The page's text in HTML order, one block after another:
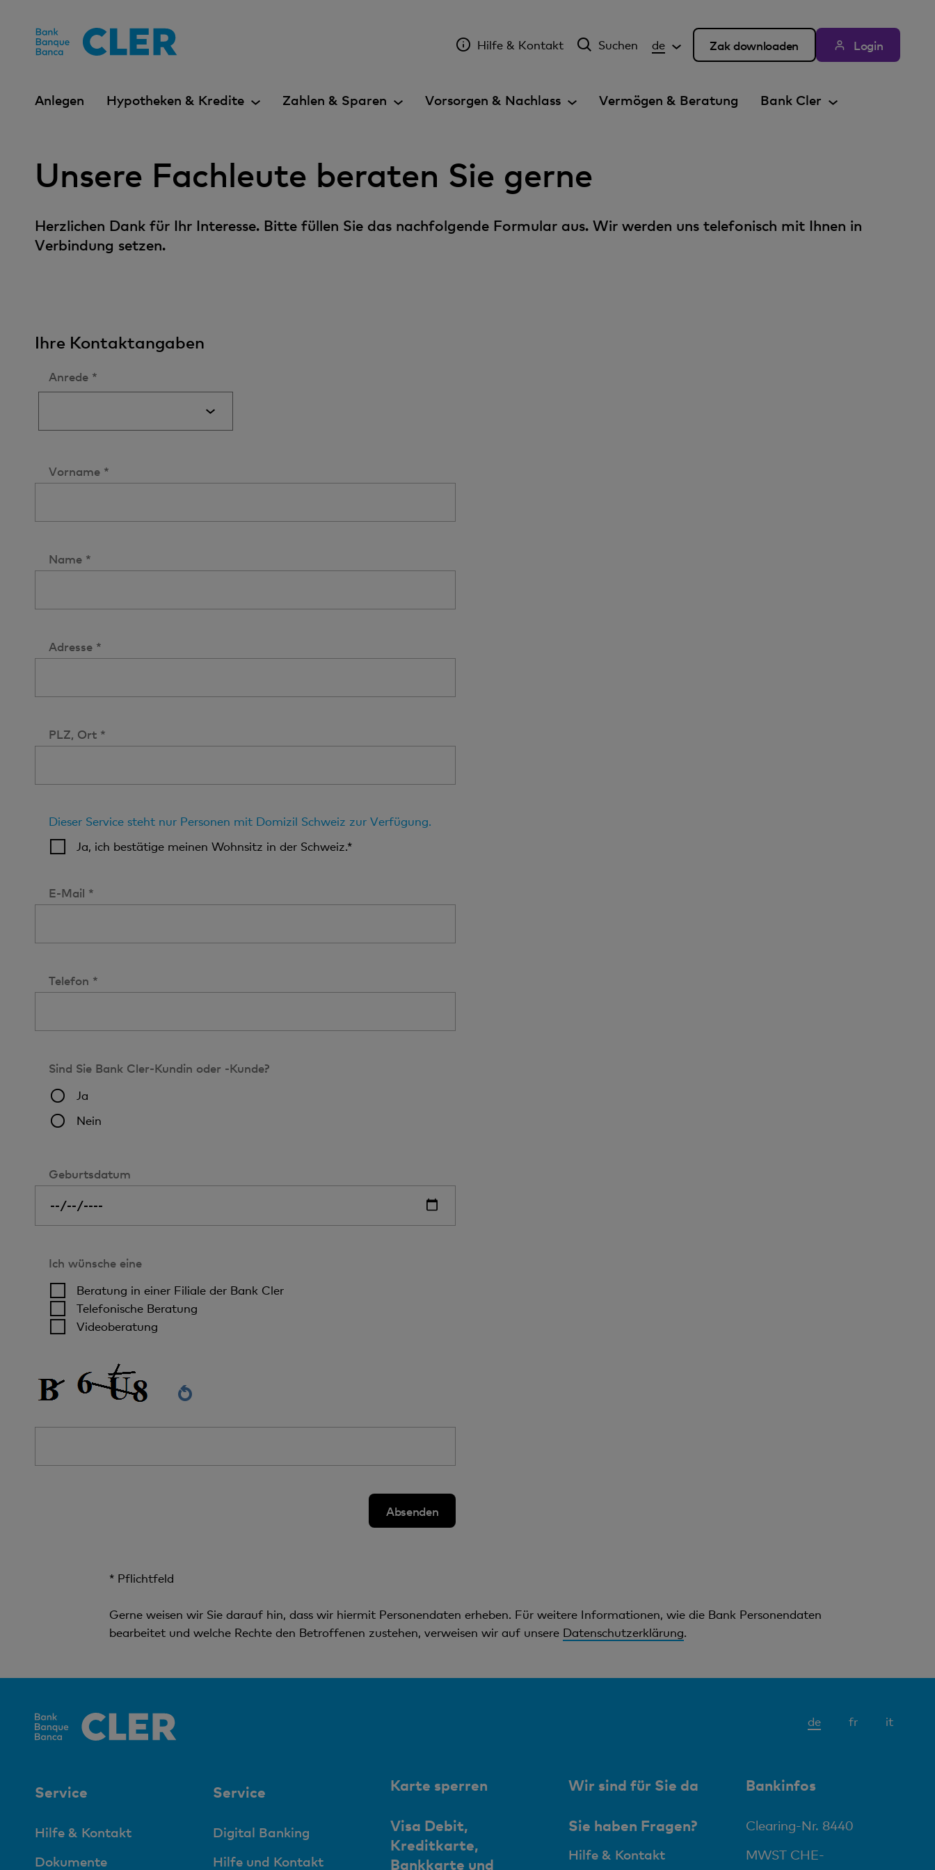
Hilfe & Kontakt Suchen de Zak downloaden Login
Anlegen Hypotheken & Kredite Zahlen & Sparen Vorsorgen & Nachlass Vermögen & Beratung Bank Cler
Unsere Fachleute beraten Sie gerne
Herzlichen Dank für Ihr Interesse. Bitte füllen Sie das nachfolgende Formular aus. Wir werden uns telefonisch mit Ihnen in
Verbindung setzen.
Ihre Kontaktangaben
Anrede *
Vorname *
Name *
Adresse *
PLZ, Ort *
Dieser Service steht nur Personen mit Domizil Schweiz zur Verfügung.
Ja, ich bestätige meinen Wohnsitz in der Schweiz.*
E-Mail *
Telefon *
Sind Sie Bank Cler-Kundin oder -Kunde?
Ja
Nein
Geburtsdatum
Ich wünsche eine
Beratung in einer Filiale der Bank Cler
Telefonische Beratung
Videoberatung
* Pflichtfeld
Gerne weisen wir Sie darauf hin, dass wir hiermit Personendaten erheben. Für weitere Informationen, wie die Bank Personendaten
bearbeitet und welche Rechte den Betroffenen zustehen, verweisen wir auf unsere Datenschutzerklärung.
deAktives
fr it
Service
Hilfe & Kontakt
Dokumente
Service
Digital Banking
Hilfe und Kontakt
Karte sperren
Visa Debit,
Kreditkarte,
Bankkarte und
Wir sind für Sie da
Sie haben Fragen?
Hilfe & Kontakt
Bankinfos
Clearing-Nr. 8440
MWST CHE-